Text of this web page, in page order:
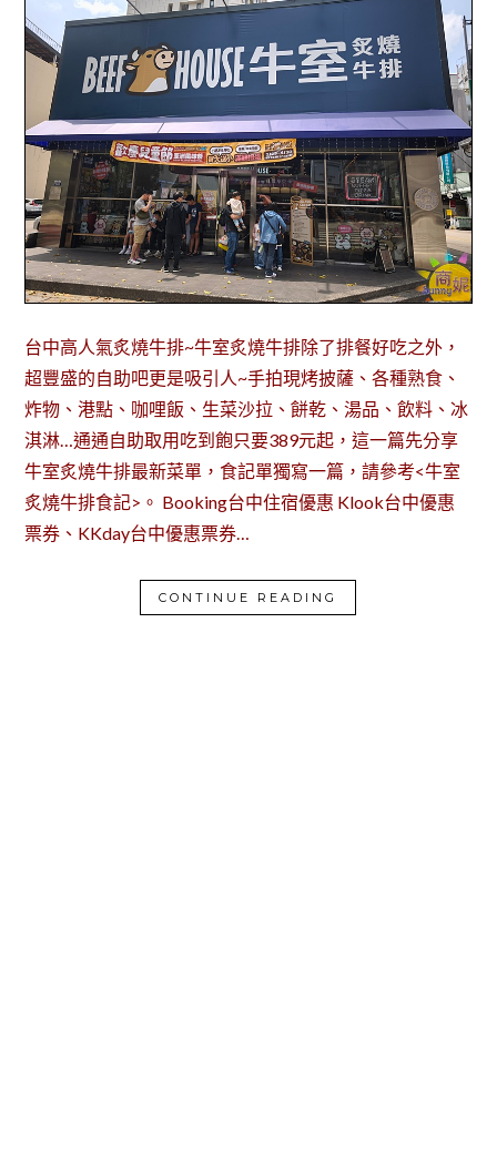
台中高人氣炙燒牛排~牛室炙燒牛排除了排餐好吃之外，
超豐盛的自助吧更是吸引人~手拍現烤披薩、各種熟食、
炸物、港點、咖哩飯、生菜沙拉、餅乾、湯品、飲料、冰
淇淋…通通自助取用吃到飽只要389元起，這一篇先分享
牛室炙燒牛排最新菜單，食記單獨寫一篇，請參考<牛室
炙燒牛排食記>。 Booking台中住宿優惠 Klook台中優惠
票券、KKday台中優惠票券…
CONTINUE READING